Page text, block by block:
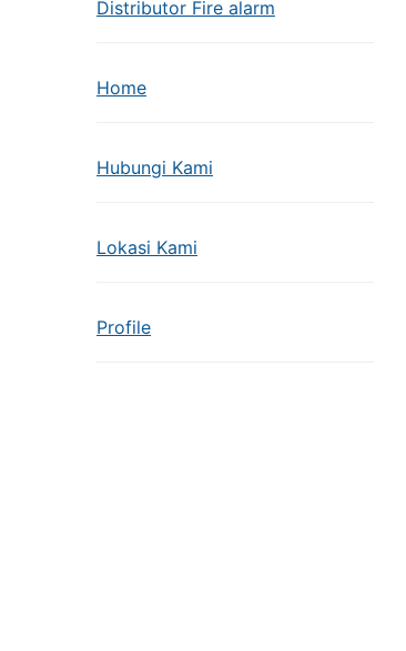
Distributor Fire alarm
Home
Hubungi Kami
Lokasi Kami
Profile